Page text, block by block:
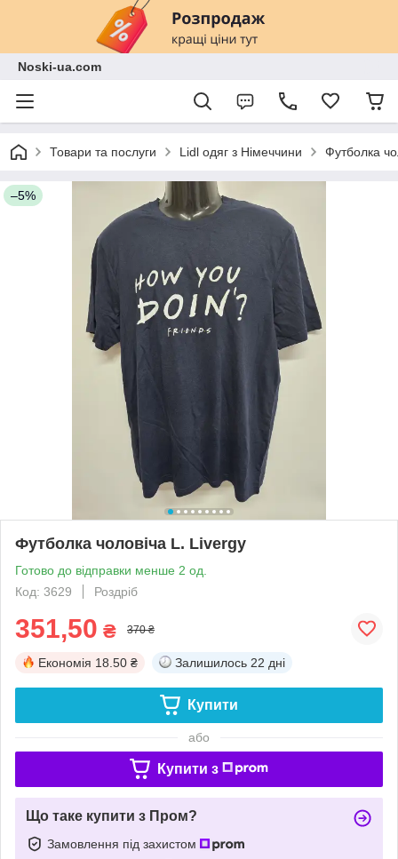
Noski-ua.com
Товари та послуги Lidl одяг з Німеччини Футболка
–5%
Футболка чоловіча L. Livergy
Готово до відправки менше 2 од.
Код: 3629
Роздріб
351,50 ₴ 370 ₴
Економія 18.50 ₴ Залишилось 22 дні
Купити
або
Купити з
Що таке купити з Пром?
Замовлення під захистом